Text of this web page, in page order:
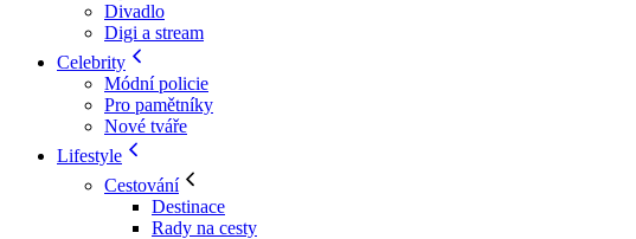
Divadlo
Digi a stream
Celebrity
Módní policie
Pro pamětníky
Nové tváře
Lifestyle
Cestování
Destinace
Rady na cesty